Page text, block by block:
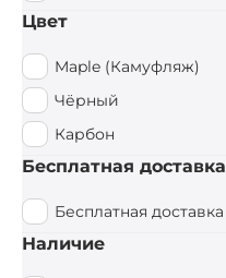
Цвет
Maple (Камуфляж)
Чёрный
Карбон
Бесплатная доставка
Бесплатная доставка
Наличие